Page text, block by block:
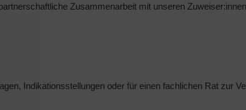
Zusammenarbeit mit unseren
Indikationsstellungen oder für einen fachlichen Rat zur